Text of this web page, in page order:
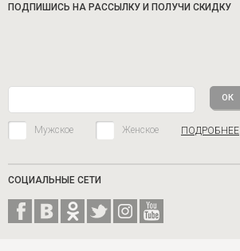
ПОДПИШИСЬ НА РАССЫЛКУ И ПОЛУЧИ СКИДКУ
Мужское Женское ПОДРОБНЕЕ
СОЦИАЛЬНЫЕ СЕТИ